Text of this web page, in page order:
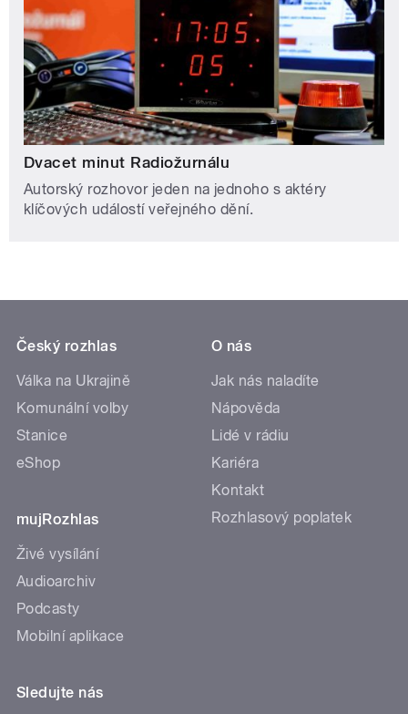
Dvacet minut Radiožurnálu
Autorský rozhovor jeden na jednoho s aktéry
klíčových událostí veřejného dění.
Český rozhlas
Válka na Ukrajině
Komunální volby
Stanice
eShop
mujRozhlas
Živé vysílání
Audioarchiv
Podcasty
Mobilní aplikace
O nás
Jak nás naladíte
Nápověda
Lidé v rádiu
Kariéra
Kontakt
Rozhlasový poplatek
Sledujte nás